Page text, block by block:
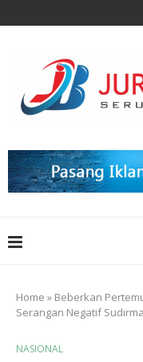
Home » Beberkan
Serangan Negatif
NASIONAL